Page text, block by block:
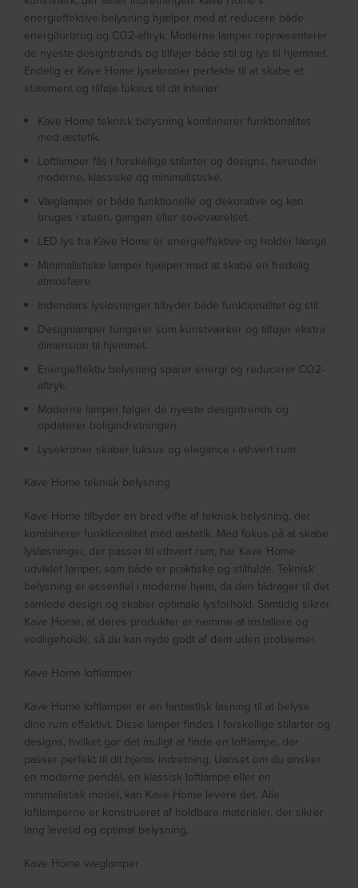
energieffektive belysning hjælper med at reducere både
energiforbrug og CO2-aftryk. Moderne lamper repræsenterer
de nyeste designtrends og tilføjer både stil og lys til hjemmet.
Endelig er Kave Home lysekroner perfekte til at skabe et
statement og tilføje luksus til dit interiør.
Kave Home teknisk belysning kombinerer funktionalitet
med æstetik.
Loftlamper fås i forskellige stilarter og designs, herunder
moderne, klassiske og minimalistiske.
Væglamper er både funktionelle og dekorative og kan
bruges i stuen, gangen eller soveværelset.
LED lys fra Kave Home er energieffektive og holder længe.
Minimalistiske lamper hjælper med at skabe en fredelig
atmosfære.
Indendørs lysløsninger tilbyder både funktionalitet og stil.
Designlamper fungerer som kunstværker og tilføjer ekstra
dimension til hjemmet.
Energieffektiv belysning sparer energi og reducerer CO2-
aftryk.
Moderne lamper følger de nyeste designtrends og
opdaterer boligindretningen.
Lysekroner skaber luksus og elegance i ethvert rum.
Kave Home teknisk belysning
Kave Home tilbyder en bred vifte af teknisk belysning, der
kombinerer funktionalitet med æstetik. Med fokus på at skabe
lysløsninger, der passer til ethvert rum, har Kave Home
udviklet lamper, som både er praktiske og stilfulde. Teknisk
belysning er essentiel i moderne hjem, da den bidrager til det
samlede design og skaber optimale lysforhold. Samtidig sikrer
Kave Home, at deres produkter er nemme at installere og
vedligeholde, så du kan nyde godt af dem uden problemer.
Kave Home loftlamper
Kave Home loftlamper er en fantastisk løsning til at belyse
dine rum effektivt. Disse lamper findes i forskellige stilarter og
designs, hvilket gør det muligt at finde en loftlampe, der
passer perfekt til dit hjems indretning. Uanset om du ønsker
en moderne pendel, en klassisk loftlampe eller en
minimalistisk model, kan Kave Home levere det. Alle
loftlamperne er konstrueret af holdbare materialer, der sikrer
lang levetid og optimal belysning.
Kave Home væglamper